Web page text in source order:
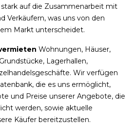
auf die Zusammenarbeit mit
Verkäufern, was uns von den
Markt unterscheidet.
Wohnungen, Häuser,
Lagerhallen,
Wir verfügen
die es uns ermöglicht,
und Preise unserer Angebote, die
werden, sowie aktuelle
Käufer bereitzustellen.